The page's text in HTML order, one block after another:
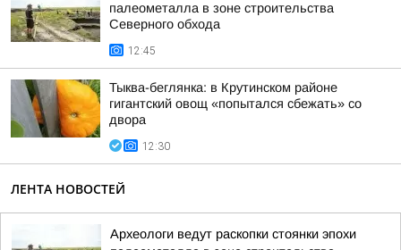
палеометалла в зоне строительства
Северного обхода
12:45
Тыква-беглянка: в Крутинском районе
гигантский овощ «попытался сбежать» со
двора
12:30
ЛЕНТА НОВОСТЕЙ
Археологи ведут раскопки стоянки эпохи